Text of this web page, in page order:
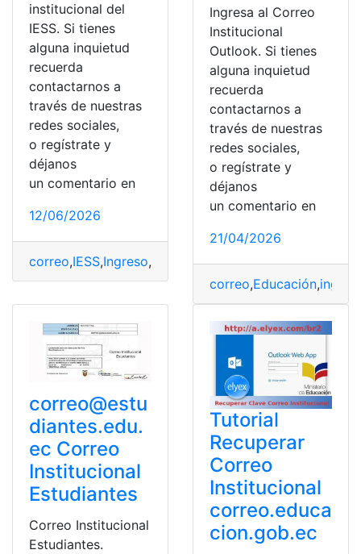
institucional del
IESS. Si tienes
alguna inquietud
recuerda
contactarnos a
través de nuestras
redes sociales,
o regístrate y
déjanos
un comentario en
12/06/2026
correo,IESS,Ingreso, Institucional,Outlook
Ingresa al Correo
Institucional
Outlook. Si tienes
alguna inquietud
recuerda
contactarnos a
través de nuestras
redes sociales,
o regístrate y
déjanos
un comentario en
21/04/2026
correo,Educación,
correo@estu
diantes.edu.
ec Correo
Institucional
Estudiantes
Correo Institucional
Estudiantes.
Tutorial
Recuperar
Correo
Institucional
correo.educa
cion.gob.ec